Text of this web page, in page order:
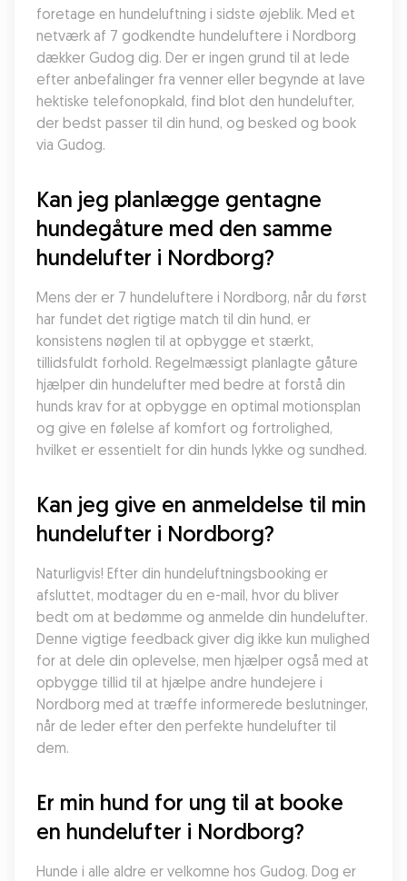
foretage en hundeluftning i sidste øjeblik. Med et
netværk af 7 godkendte hundeluftere i Nordborg
dækker Gudog dig. Der er ingen grund til at lede
efter anbefalinger fra venner eller begynde at lave
hektiske telefonopkald, find blot den hundelufter,
der bedst passer til din hund, og besked og book
via Gudog.
Kan jeg planlægge gentagne
hundegåture med den samme
hundelufter i Nordborg?
Mens der er 7 hundeluftere i Nordborg, når du først
har fundet det rigtige match til din hund, er
konsistens nøglen til at opbygge et stærkt,
tillidsfuldt forhold. Regelmæssigt planlagte gåture
hjælper din hundelufter med bedre at forstå din
hunds krav for at opbygge en optimal motionsplan
og give en følelse af komfort og fortrolighed,
hvilket er essentielt for din hunds lykke og sundhed.
Kan jeg give en anmeldelse til min
hundelufter i Nordborg?
Naturligvis! Efter din hundeluftningsbooking er
afsluttet, modtager du en e-mail, hvor du bliver
bedt om at bedømme og anmelde din hundelufter.
Denne vigtige feedback giver dig ikke kun mulighed
for at dele din oplevelse, men hjælper også med at
opbygge tillid til at hjælpe andre hundejere i
Nordborg med at træffe informerede beslutninger,
når de leder efter den perfekte hundelufter til
dem.
Er min hund for ung til at booke
en hundelufter i Nordborg?
Hunde i alle aldre er velkomne hos Gudog. Dog er